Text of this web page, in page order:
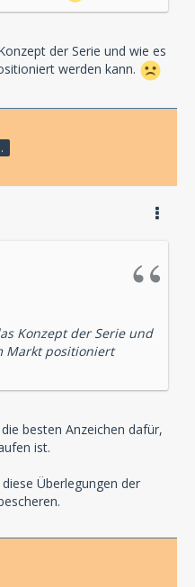
der Serie und wie es
werden kann.
Konzept der Serie und
Markt positioniert
besten Anzeichen dafür,
ist.
Überlegungen der